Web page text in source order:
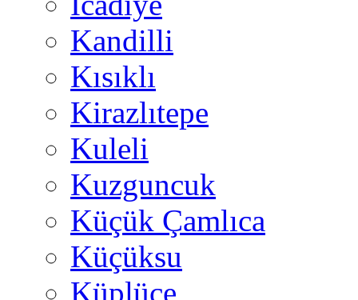
Kandilli
Kısıklı
Kirazlıtepe
Kuleli
Kuzguncuk
Küçük Çamlıca
Küçüksu
Küplüce